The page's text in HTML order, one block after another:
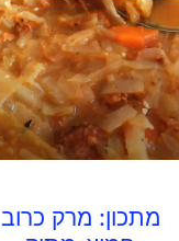
מתכון: מרק כרוב